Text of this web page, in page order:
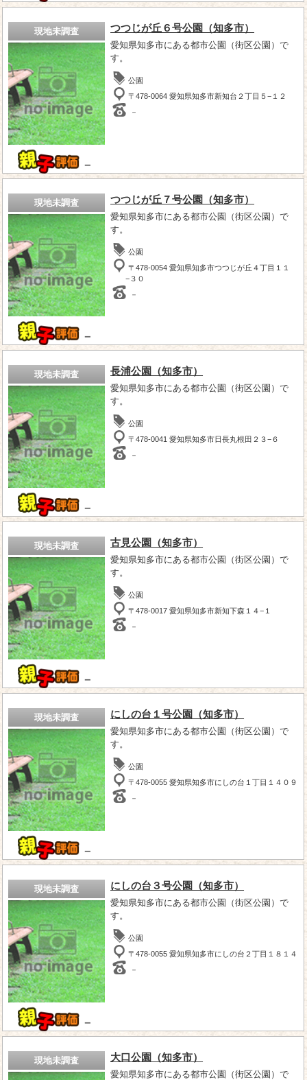
現地未調査
－
つつじが丘６号公園（知多市）
愛知県知多市にある都市公園（街区公園）で
す。
公園
〒478-0064 愛知県知多市新知台２丁目５−１２
－
現地未調査
－
つつじが丘７号公園（知多市）
愛知県知多市にある都市公園（街区公園）で
す。
公園
〒478-0054 愛知県知多市つつじが丘４丁目１１
−３０
－
現地未調査
－
長浦公園（知多市）
愛知県知多市にある都市公園（街区公園）で
す。
公園
〒478-0041 愛知県知多市日長丸根田２３−６
－
現地未調査
－
古見公園（知多市）
愛知県知多市にある都市公園（街区公園）で
す。
公園
〒478-0017 愛知県知多市新知下森１４−１
－
現地未調査
－
にしの台１号公園（知多市）
愛知県知多市にある都市公園（街区公園）で
す。
公園
〒478-0055 愛知県知多市にしの台１丁目１４０９
－
現地未調査
－
にしの台３号公園（知多市）
愛知県知多市にある都市公園（街区公園）で
す。
公園
〒478-0055 愛知県知多市にしの台２丁目１８１４
－
現地未調査 大口公園（知多市）
愛知県知多市にある都市公園（街区公園）で